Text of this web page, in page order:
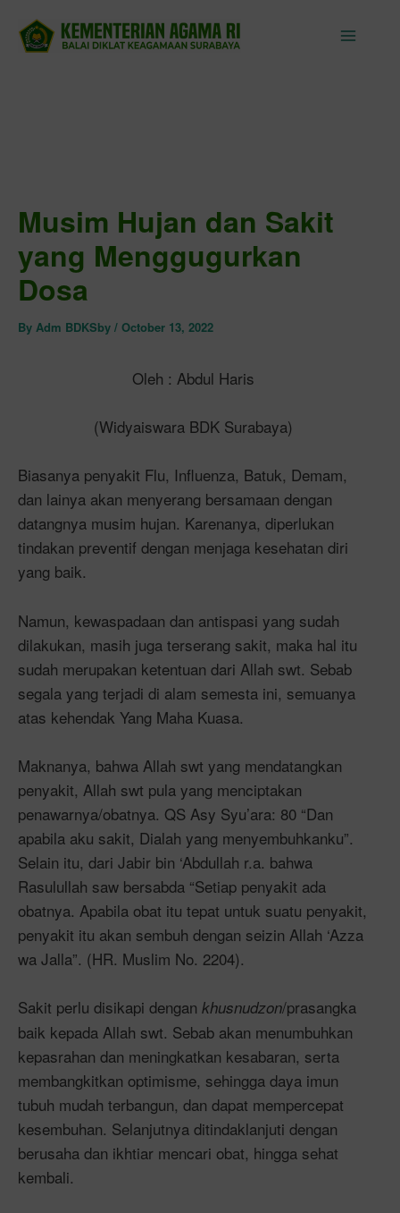
content
Musim Hujan dan Sakit
yang Menggugurkan
Dosa
By Adm BDKSby / October 13, 2022
Oleh : Abdul Haris
(Widyaiswara BDK Surabaya)
Biasanya penyakit Flu, Influenza, Batuk, Demam,
dan lainya akan menyerang bersamaan dengan
datangnya musim hujan. Karenanya, diperlukan
tindakan preventif dengan menjaga kesehatan diri
yang baik.
Namun, kewaspadaan dan antispasi yang sudah
dilakukan, masih juga terserang sakit, maka hal itu
sudah merupakan ketentuan dari Allah swt. Sebab
segala yang terjadi di alam semesta ini, semuanya
atas kehendak Yang Maha Kuasa.
Maknanya, bahwa Allah swt yang mendatangkan
penyakit, Allah swt pula yang menciptakan
penawarnya/obatnya. QS Asy Syu’ara: 80 “Dan
apabila aku sakit, Dialah yang menyembuhkanku”.
Selain itu, dari Jabir bin ‘Abdullah r.a. bahwa
Rasulullah saw bersabda “Setiap penyakit ada
obatnya. Apabila obat itu tepat untuk suatu penyakit,
penyakit itu akan sembuh dengan seizin Allah ‘Azza
wa Jalla”. (HR. Muslim No. 2204).
Sakit perlu disikapi dengan khusnudzon/prasangka
baik kepada Allah swt. Sebab akan menumbuhkan
kepasrahan dan meningkatkan kesabaran, serta
membangkitkan optimisme, sehingga daya imun
tubuh mudah terbangun, dan dapat mempercepat
kesembuhan. Selanjutnya ditindaklanjuti dengan
berusaha dan ikhtiar mencari obat, hingga sehat
kembali.